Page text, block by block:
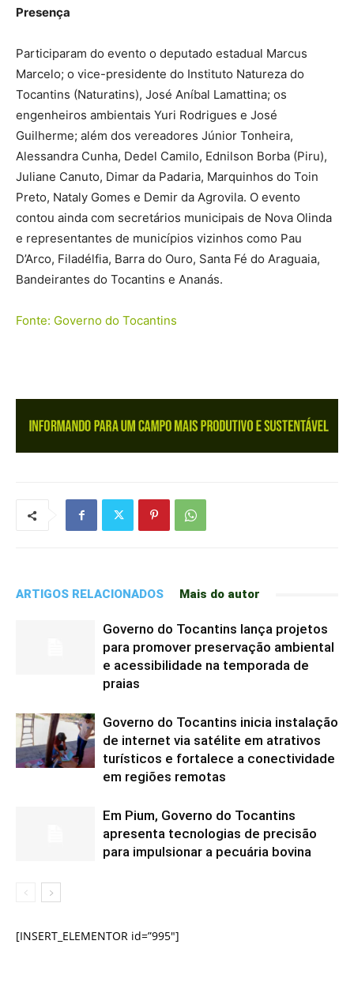
Presença
Participaram do evento o deputado estadual Marcus
Marcelo; o vice-presidente do Instituto Natureza do
Tocantins (Naturatins), José Aníbal Lamattina; os
engenheiros ambientais Yuri Rodrigues e José
Guilherme; além dos vereadores Júnior Tonheira,
Alessandra Cunha, Dedel Camilo, Ednilson Borba (Piru),
Juliane Canuto, Dimar da Padaria, Marquinhos do Toin
Preto, Nataly Gomes e Demir da Agrovila. O evento
contou ainda com secretários municipais de Nova Olinda
e representantes de municípios vizinhos como Pau
D’Arco, Filadélfia, Barra do Ouro, Santa Fé do Araguaia,
Bandeirantes do Tocantins e Ananás.
Fonte: Governo do Tocantins
ARTIGOS RELACIONADOS Mais do autor
Governo do Tocantins lança projetos
para promover preservação ambiental
e acessibilidade na temporada de
praias
Governo do Tocantins inicia instalação
de internet via satélite em atrativos
turísticos e fortalece a conectividade
em regiões remotas
Em Pium, Governo do Tocantins
apresenta tecnologias de precisão
para impulsionar a pecuária bovina
[INSERT_ELEMENTOR id=”995″]